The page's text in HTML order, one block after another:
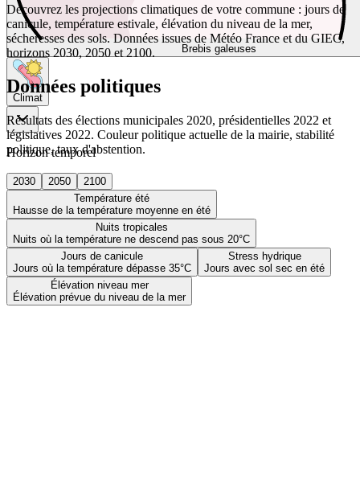
Brebis galeuses
Climat
Horizon temporel
2030 2050
2100
Température été
Hausse de la température moyenne en été
Nuits tropicales
Nuits où la température ne descend pas sous 20°C
Jours de canicule
Jours où la température dépasse 35°C
Stress hydrique
Jours avec sol sec en été
Élévation niveau mer
Élévation prévue du niveau de la mer
Découvrez les projections climatiques de votre commune : jours de
canicule, température estivale, élévation du niveau de la mer,
sécheresses des sols. Données issues de Météo France et du GIEC,
horizons 2030, 2050 et 2100.
Données politiques
Résultats des élections municipales 2020, présidentielles 2022 et
législatives 2022. Couleur politique actuelle de la mairie, stabilité
politique, taux d'abstention.